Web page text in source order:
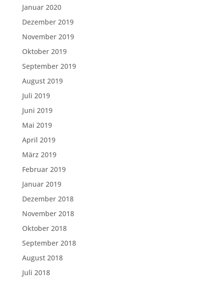
Januar 2020
Dezember 2019
November 2019
Oktober 2019
September 2019
August 2019
Juli 2019
Juni 2019
Mai 2019
April 2019
März 2019
Februar 2019
Januar 2019
Dezember 2018
November 2018
Oktober 2018
September 2018
August 2018
Juli 2018